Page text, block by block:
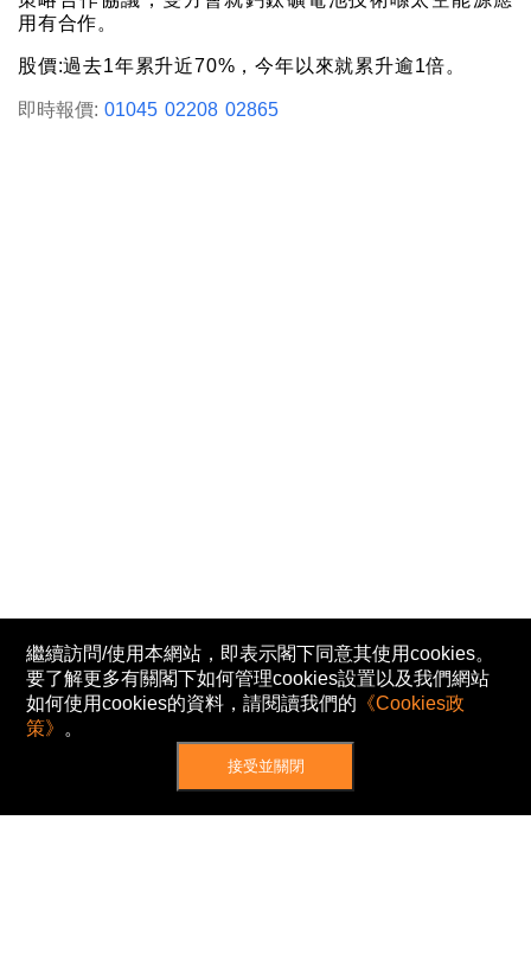
用有合作。
股價:過去1年累升近70%，今年以來就累升逾1倍。
即時報價: 01045 02208 02865
繼續訪問/使用本網站，即表示閣下同意其使用cookies。
要了解更多有關閣下如何管理cookies設置以及我們網站
如何使用cookies的資料，請閱讀我們的 《Cookies政
策》 。
接受並關閉